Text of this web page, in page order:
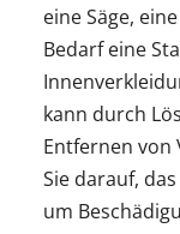
eine Säge,
Bedarf eine
kann durch
Entfernen von
Sie darauf,
um